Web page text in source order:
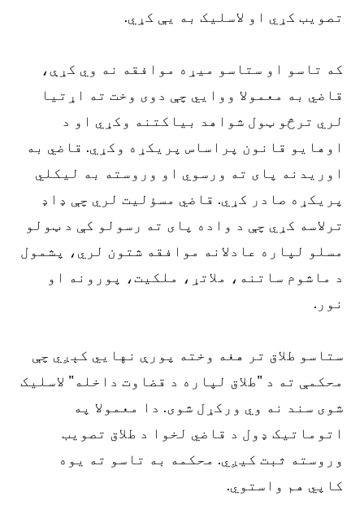
تصویب کړي او لاسلیک به یې کړي.
که تاسو او ستاسو میړه موافقه نه وي کړې،
قاضي به معمولا ووایي چې دوی وخت ته اړتیا
لري ترڅو ټول شواهد بیاکتنه وکړي او د
اوهایو قانون پراساس پریکړه وکړي. قاضي به
اوریدنه پای ته ورسوي او وروسته به لیکلي
پریکړه صادر کړي. قاضي مسؤلیت لري چې ډاډ
ترلاسه کړي چې د واده پای ته رسولو کې د ټولو
مسلو لپاره عادلانه موافقه شتون لري، پشمول
د ماشوم ساتنه، ملاتړ، ملکیت، پورونه او
نور.
ستاسو طلاق تر هغه وخته پورې نهايي کېږي چې
محکمې ته د "طلاق لپاره د قضاوت داخله" لاسلیک
شوی سند نه وي ورکړل شوی. دا معمولا په
اتوماتيک ډول د قاضي لخوا د طلاق تصویب
وروسته ثبت کیږي. محکمه به تاسو ته یوه
کاپي هم واستوي.